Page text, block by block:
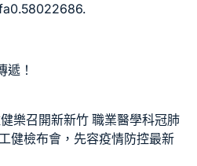
！
樂召開新新竹 職業醫學科冠肺
健檢布會，先容疫情防控最新